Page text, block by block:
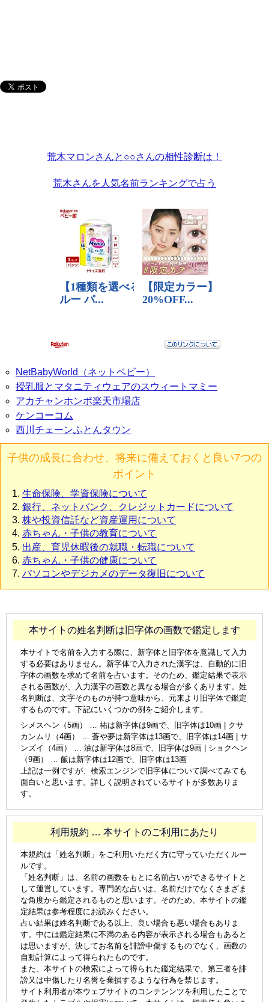
荒木マロンさんと○○さんの相性診断は！
荒木さんを人気名前ランキングで占う
NetBabyWorld（ネットベビー）
授乳服とマタニティウェアのスウィートマミー
アカチャンホンポ楽天市場店
ケンコーコム
西川チェーンふとんタウン
子供の成長に合わせ、将来に備えておくと良い7つの
ポイント
生命保険、学資保険について
銀行、ネットバンク、クレジットカードについて
株や投資信託など資産運用について
赤ちゃん・子供の教育について
出産、育児休暇後の就職・転職について
赤ちゃん・子供の健康について
パソコンやデジカメのデータ復旧について
本サイトの姓名判断は旧字体の画数で鑑定します
本サイトで名前を入力する際に、新字体と旧字体を意識して入力
する必要はありません。新字体で入力された漢字は、自動的に旧
字体の画数を求めて名前を占います。そのため、鑑定結果で表示
される画数が、入力漢字の画数と異なる場合が多くあります。姓
名判断は、文字そのものが持つ意味から、元来より旧字体で鑑定
するものです。下記にいくつかの例をご紹介します。
シメスヘン（5画） … 祐は新字体は9画で、旧字体は10画 | クサ
カンムリ（4画） … 蒼や夢は新字体は13画で、旧字体は14画 | サ
ンズイ（4画） … 油は新字体は8画で、旧字体は9画 | ショクヘン
（9画） … 飯は新字体は12画で、旧字体は13画
上記は一例ですが、検索エンジンで旧字体について調べてみても
面白いと思います。詳しく説明されているサイトが多数ありま
す。
利用規約 … 本サイトのご利用にあたり
本規約は「姓名判断」をご利用いただく方に守っていただくルー
ルです。
「姓名判断」は、名前の画数をもとに名前占いができるサイトと
して運営しています。専門的な占いは、名前だけでなくさまざま
な角度から鑑定されるものと思います。そのため、本サイトの鑑
定結果は参考程度にお読みください。
占い結果は姓名判断である以上、良い場合も悪い場合もありま
す。中には鑑定結果に不満のある内容が表示される場合もあると
は思いますが、決してお名前を誹謗中傷するものでなく、画数の
自動計算によって得られたものです。
また、本サイトの検索によって得られた鑑定結果で、第三者を誹
謗又は中傷したり名誉を棄損するような行為を禁じます。
サイト利用者が本ウェブサイトのコンテンンツを利用したことで